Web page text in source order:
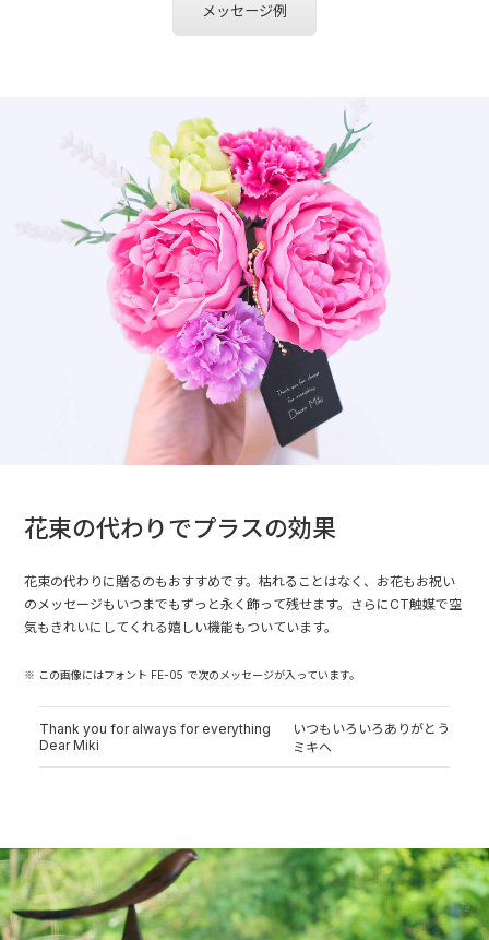
メッセージ例
花束の代わりでプラスの効果
花束の代わりに贈るのもおすすめです。枯れることはなく、お花もお祝い
のメッセージもいつまでもずっと永く飾って残せます。さらにCT触媒で空
気もきれいにしてくれる嬉しい機能もついています。
※ この画像にはフォント FE-05 で次のメッセージが入っています。
Thank you for always for everything
Dear Miki
いつもいろいろありがとう
ミキへ